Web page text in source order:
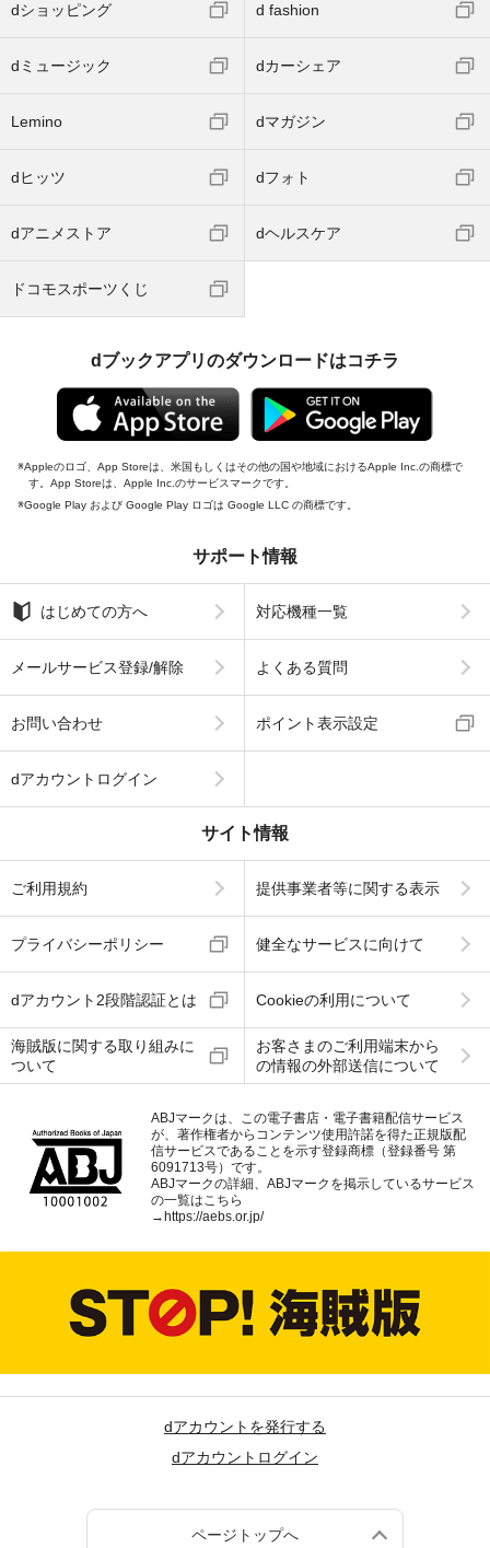
dショッピング d fashion
dミュージック dカーシェア
Lemino dマガジン
dヒッツ dフォト
dアニメストア dヘルスケア
ドコモスポーツくじ
dブックアプリのダウンロードはコチラ
Appleのロゴ、App Storeは、米国もしくはその他の国や地域におけるApple Inc.の商標で
す。App Storeは、Apple Inc.のサービスマークです。
Google Play および Google Play ロゴは Google LLC の商標です。
サポート情報
はじめての方へ 対応機種一覧
メールサービス登録/解除 よくある質問
お問い合わせ ポイント表示設定
dアカウントログイン
サイト情報
ご利用規約 提供事業者等に関する表示
プライバシーポリシー 健全なサービスに向けて
dアカウント2段階認証とは Cookieの利用について
海賊版に関する取り組みに
ついて
お客さまのご利用端末から
の情報の外部送信について
ABJマークは、この電子書店・電子書籍配信サービス
が、著作権者からコンテンツ使用許諾を得た正規版配
信サービスであることを示す登録商標（登録番号 第
6091713号）です。
ABJマークの詳細、ABJマークを掲示しているサービス
の一覧はこちら
→ https://aebs.or.jp/
dアカウントを発行する
dアカウントログイン
ページトップへ